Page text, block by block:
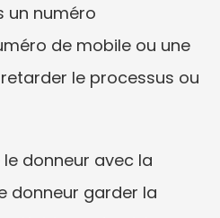
un numéro
de mobile ou une
le processus ou
donneur avec la
donneur garder la